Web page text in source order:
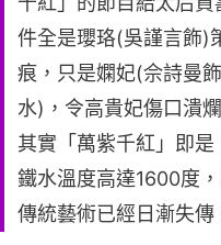
件全是瓔珞(吳謹言飾)
痕，只是嫻妃(佘詩曼
水)，令高貴妃傷口潰
其實「萬紫千紅」即是
鐵水溫度高達1600度
傳統藝術已經日漸失傳